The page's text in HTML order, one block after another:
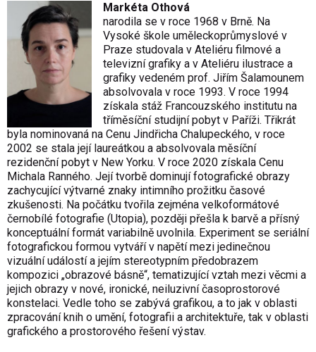
Markéta Othová
narodila se v roce 1968 v Brně. Na
Vysoké škole uměleckoprůmyslové v
Praze studovala v Ateliéru filmové a
televizní grafiky a v Ateliéru ilustrace a
grafiky vedeném prof. Jiřím Šalamounem
absolvovala v roce 1993. V roce 1994
získala stáž Francouzského institutu na
tříměsíční studijní pobyt v Paříži. Třikrát
byla nominovaná na Cenu Jindřicha Chalupeckého, v roce
2002 se stala její laureátkou a absolvovala měsíční
rezidenční pobyt v New Yorku. V roce 2020 získala Cenu
Michala Ranného. Její tvorbě dominují fotografické obrazy
zachycující výtvarné znaky intimního prožitku časové
zkušenosti. Na počátku tvořila zejména velkoformátové
černobílé fotografie (Utopia), později přešla k barvě a přísný
konceptuální formát variabilně uvolnila. Experiment se seriální
fotografickou formou vytváří v napětí mezi jedinečnou
vizuální událostí a jejím stereotypním předobrazem
kompozici „obrazové básně“, tematizující vztah mezi věcmi a
jejich obrazy v nové, ironické, neiluzivní časoprostorové
konstelaci. Vedle toho se zabývá grafikou, a to jak v oblasti
zpracování knih o umění, fotografii a architektuře, tak v oblasti
grafického a prostorového řešení výstav.